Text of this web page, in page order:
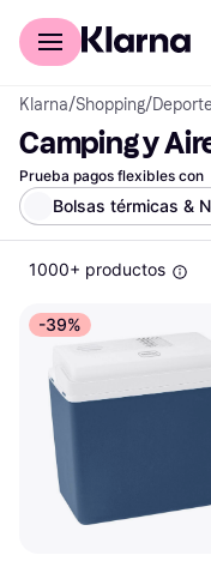
Comprar con Klarna
Klarna/Shopping/
Camping y
Prueba pagos flexibles con
Bolsas térmicas &
1000+ productos
-39%